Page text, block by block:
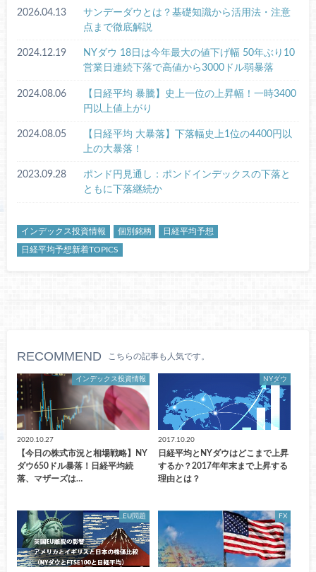
2026.04.13
サンデーダウとは？基礎知識から活用法・注意
点まで徹底解説
2024.12.19
NYダウ 18日は今年最大の値下げ幅 50年ぶり10
営業日連続下落で高値から3000ドル弱暴落
2024.08.06
【日経平均 暴騰】史上一位の上昇幅！一時3400
円以上値上がり
2024.08.05
【日経平均 大暴落】下落幅史上1位の4400円以
上の大暴落！
2023.09.28
ポンド円見通し：ポンドインデックスの下落と
ともに下落継続か
インデックス投資情報 個別銘柄 日経平均予想
日経平均予想新着TOPICS
RECOMMEND こちらの記事も人気です。
インデックス投資情報
2020.10.27
【今日の株式市況と相場戦略】NY
ダウ650ドル暴落！日経平均続
落、マザーズは…
NYダウ
2017.10.20
日経平均とNYダウはどこまで上昇
するか？2017年年末まで上昇する
理由とは？
EU問題 FX